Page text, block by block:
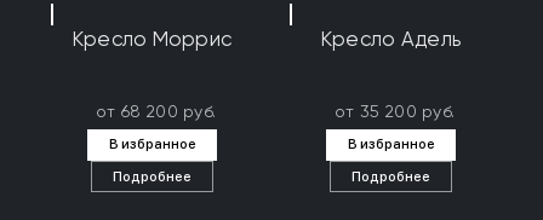
Кресло Моррис
от 68 200 руб.
В избранное
Подробнее
Кресло Адель
от 35 200 руб.
В избранное
Подробнее